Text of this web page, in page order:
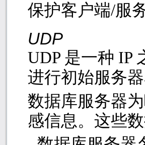
保护客户端/服
UDP
UDP 是一种 IP
进行初始服务
数据库服务器
感信息。这些